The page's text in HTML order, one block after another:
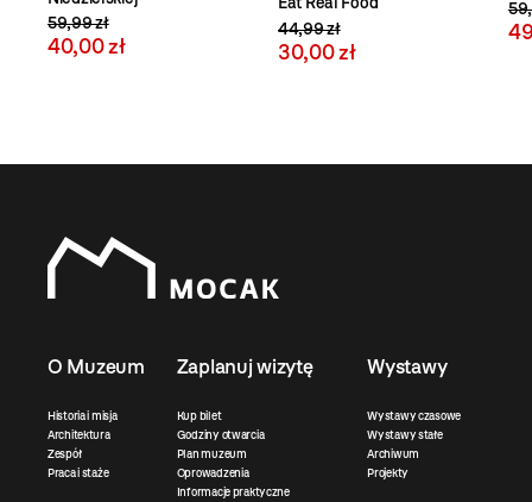
59,99 zł
40,00 zł
44,99 zł
30,00 zł
O Muzeum
Historia i misja
Architektura
Zespół
Praca i staże
Zaplanuj wizytę
Kup bilet
Godziny otwarcia
Plan muzeum
Oprowadzenia
Informacje praktyczne
Wystawy
Wystawy czasowe
Wystawy stałe
Archiwum
Projekty